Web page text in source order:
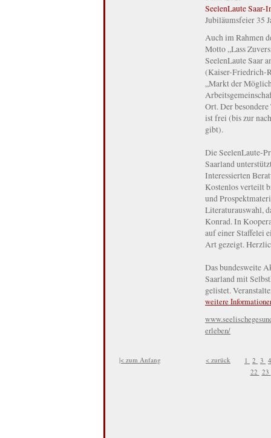
SeelenLaute Saar-
Jubiläumsfeier 35
Auch im Rahmen
Motto „Lass
SeelenLaute Saar
(Kaiser-Friedrich-
„Markt der
Ort. Der
ist frei (bis zur
gibt).
Die SeelenLaute-
Saarland
Interessierten
Kostenlos verteilt
und
Literaturauswahl,
Konrad. In
auf einer Staffelei
Art gezeigt.
Das bundesweite
Saarland mit
gelistet.
weitere
erleben/
|< zum Anfang < zurück 1 2 3
22 23